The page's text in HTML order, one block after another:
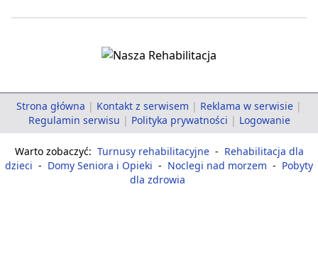
Strona główna | Kontakt z serwisem | Reklama w serwisie |
Regulamin serwisu | Polityka prywatności | Logowanie
Warto zobaczyć: Turnusy rehabilitacyjne - Rehabilitacja dla
dzieci - Domy Seniora i Opieki - Noclegi nad morzem - Pobyty
dla zdrowia